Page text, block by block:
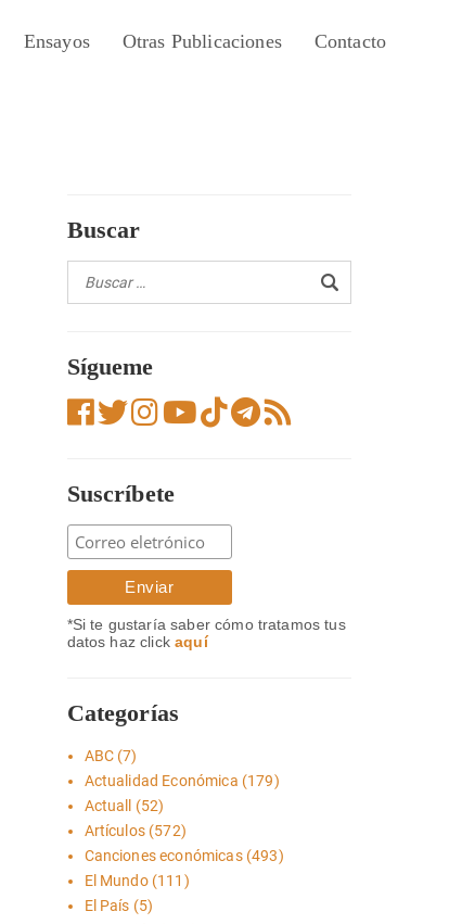
Ensayos Otras Publicaciones Contacto
Buscar
Sígueme
Suscríbete
*Si te gustaría saber cómo tratamos tus
datos haz clickaquí
Categorías
ABC(7)
Actualidad Económica (179)
Actuall
(52)
Artículos(572)
Canciones económicas(493)
El Mundo(111)
El País (5)